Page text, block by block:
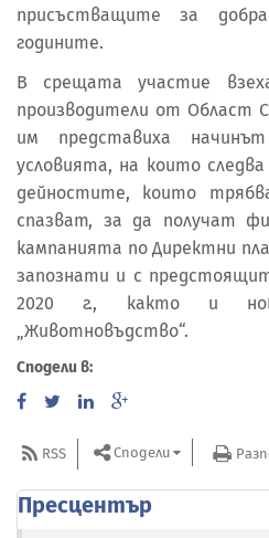
присъстващите за
годините.
В срещата участие
производители от Област
им представиха
условията, на които
дейностите, които
спазват, за да получат
кампанията по Директни
запознати и с
2020 г., както и
„Животновъдство“.
Сподели в:
RSS Сподели
Пресцентър